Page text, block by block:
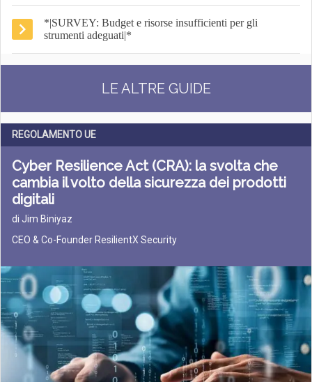
*|SURVEY: Budget e risorse insufficienti per gli
strumenti adeguati|*
LE ALTRE GUIDE
REGOLAMENTO UE
Cyber Resilience Act (CRA): la svolta che
cambia il volto della sicurezza dei prodotti
digitali
di Jim Biniyaz
CEO & Co-Founder ResilientX Security